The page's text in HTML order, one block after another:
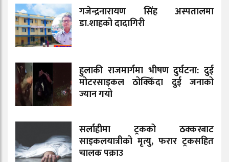
गजेन्द्रनारायण सिंह अस्पतालमा
डा.शाहको दादागिरी
हुलाकी राजमार्गमा भीषण दुर्घटना: दुई
मोटरसाइकल ठोक्किँदा दुई जनाको
ज्यान गयो
सर्लाहीमा ट्रकको ठक्करबाट
साइकलयात्रीको मृत्यु, फरार ट्रकसहित
चालक पक्राउ